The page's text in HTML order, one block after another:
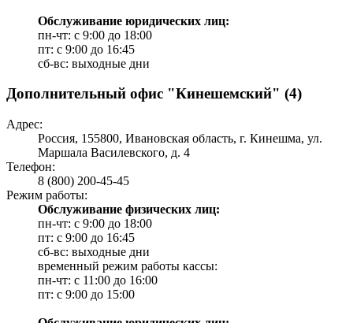
Обслуживание юридических лиц:
пн-чт: с 9:00 до 18:00
пт: с 9:00 до 16:45
сб-вс: выходные дни
Дополнительный офис "Кинешемский" (4)
Адрес:
Россия, 155800, Ивановская область, г. Кинешма, ул.
Маршала Василевского, д. 4
Телефон:
8 (800) 200-45-45
Режим работы:
Обслуживание физических лиц:
пн-чт: с 9:00 до 18:00
пт: с 9:00 до 16:45
сб-вс: выходные дни
временный режим работы кассы:
пн-чт: с 11:00 до 16:00
пт: с 9:00 до 15:00